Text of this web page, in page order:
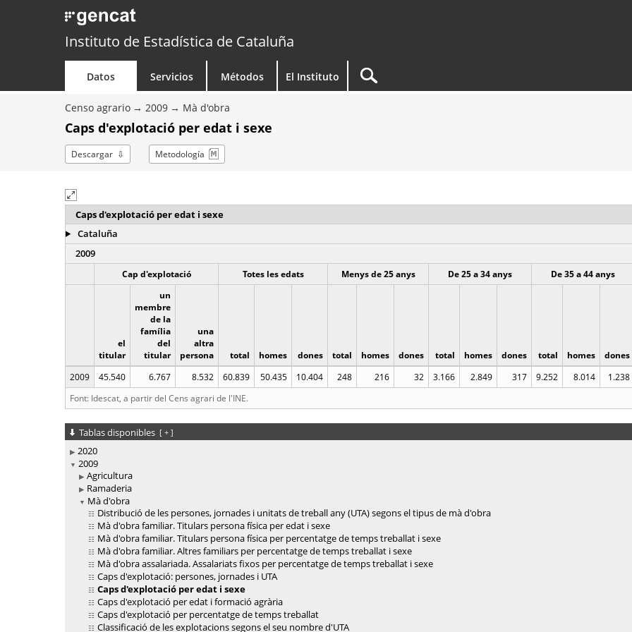
Instituto de Estadística de Cataluña
Datos Servicios Métodos El Instituto
Censo agrario 2009 Mà d'obra
Caps d'explotació per edat i sexe
Descargar Metodología
Caps d'explotació per edat i sexe
Cataluña
2009
Cap d'explotació Totes les edats Menys de 25 anys De 25 a 34 anys De 35 a 44 anys
el
titular
un
membre
de la
família
del
titular
una
altra
persona
total homes dones total homes dones total homes dones total homes dones
2009
45.540 6.767 8.532 60.839 50.435 10.404 248 216 32 3.166 2.849 317 9.252 8.014 1.238
Font: Idescat, a partir del Cens agrari de l'INE.
Tablas disponibles [ + ]
2020
2009
Agricultura
Ramaderia
Mà d'obra
Distribució de les persones, jornades i unitats de treball any (UTA) segons el tipus de mà d'obra
Mà d'obra familiar. Titulars persona física per edat i sexe
Mà d'obra familiar. Titulars persona física per percentatge de temps treballat i sexe
Mà d'obra familiar. Altres familiars per percentatge de temps treballat i sexe
Mà d'obra assalariada. Assalariats fixos per percentatge de temps treballat i sexe
Caps d'explotació: persones, jornades i UTA
Caps d'explotació per edat i sexe
Caps d'explotació per edat i formació agrària
Caps d'explotació per percentatge de temps treballat
Classificació de les explotacions segons el seu nombre d'UTA